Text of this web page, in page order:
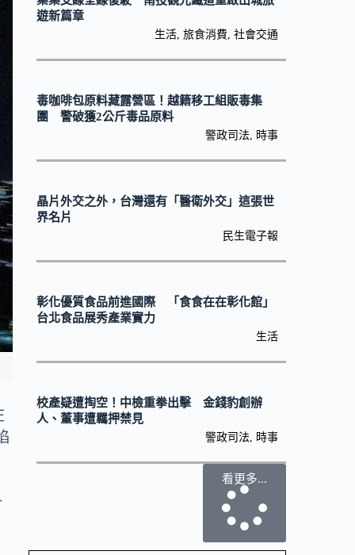
遊新篇章
生活, 旅食消費, 社會交通
毒咖啡包原料藏露營區！越籍移工組販毒集
團 警破獲2公斤毒品原料
警政司法, 時事
晶片外交之外，台灣還有「醫衛外交」這張世
界名片
民生電子報
彰化優質食品前進國際 「食食在在彰化館」
台北食品展秀產業實力
生活
校產疑遭掏空！中檢重拳出擊 金錢豹創辦
人、董事遭羈押禁見
警政司法, 時事
看更多...